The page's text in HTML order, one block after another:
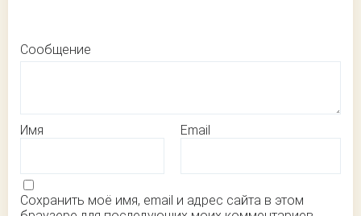
Сообщение
Имя Email
Сохранить моё имя, email и адрес сайта в этом